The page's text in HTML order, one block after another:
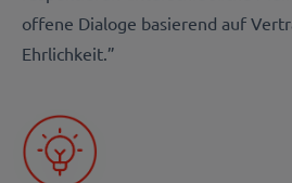
offene Dialoge basierend auf
Ehrlichkeit.”